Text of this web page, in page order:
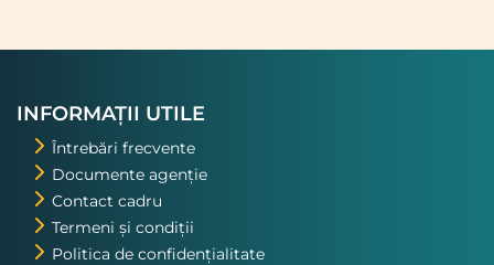
INFORMAȚII UTILE
Întrebări frecvente
Documente agenție
Contact cadru
Termeni și condiții
Politica de confidențialitate